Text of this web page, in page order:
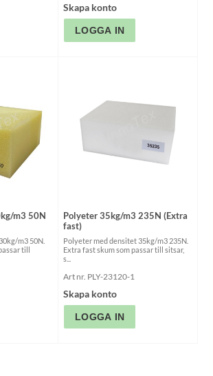
Skapa konto
m3 50N
m3 50N.
till
Polyeter 35kg/m3 235N (Extra
fast)
Polyeter med densitet 35kg/m3 235N.
Extra fast skum som passar till sitsar,
s...
Art nr. PLY-23120-1
Skapa konto